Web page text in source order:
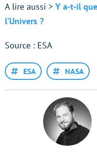
A lire aussi > Y a-t-il
l’Univers ?
Source : ESA
ESA NASA